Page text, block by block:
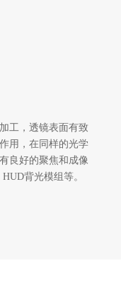
工，透镜表面有致
用，在同样的光学
良好的聚焦和成像
背光模组等。